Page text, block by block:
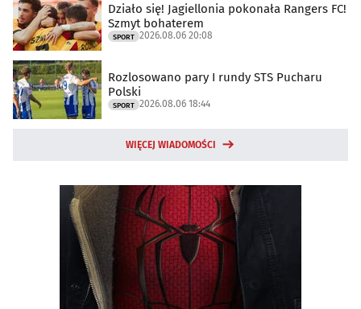
Działo się! Jagiellonia pokonała Rangers FC!
Szmyt bohaterem
SPORT 2026.08.06 20:08
Rozlosowano pary I rundy STS Pucharu
Polski
SPORT 2026.08.06 18:44
WIĘCEJ WIADOMOŚCI